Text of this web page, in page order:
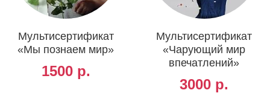
Мультисертификат
«Мы познаем мир»
1500 р.
Мультисертификат
«Чарующий мир
впечатлений»
3000 р.